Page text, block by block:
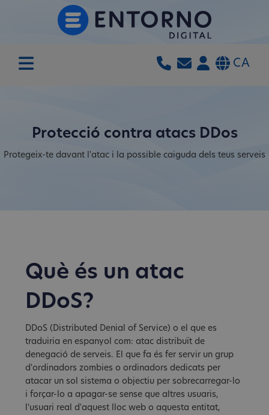
CA
Protecció contra atacs DDos
Protegeix-te davant l'atac i la possible caiguda dels teus serveis
Què és un atac
DDoS?
DDoS (Distributed Denial of Service) o el que es
traduiria en espanyol com: atac distribuït de
denegació de serveis. El que fa és fer servir un grup
d'ordinadors zombies o ordinadors dedicats per
atacar un sol sistema o objectiu per sobrecarregar-lo
i forçar-lo a apagar-se sense que altres usuaris,
l'usuari real d'aquest lloc web o aquesta entitat,